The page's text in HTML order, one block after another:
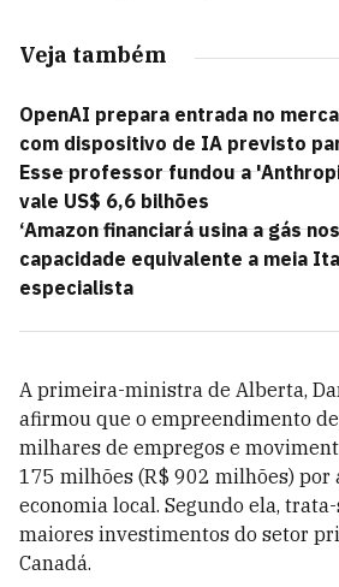
Veja também
OpenAI prepara entrada no
com dispositivo de IA previsto
Esse professor fundou a
vale US$ 6,6 bilhões
‘Amazon financiará usina a gás
capacidade equivalente a meia
especialista
A primeira-ministra de Alberta,
afirmou que o empreendimento
milhares de empregos e
175 milhões (R$ 902 milhões) por
economia local. Segundo ela,
maiores investimentos do setor
Canadá.